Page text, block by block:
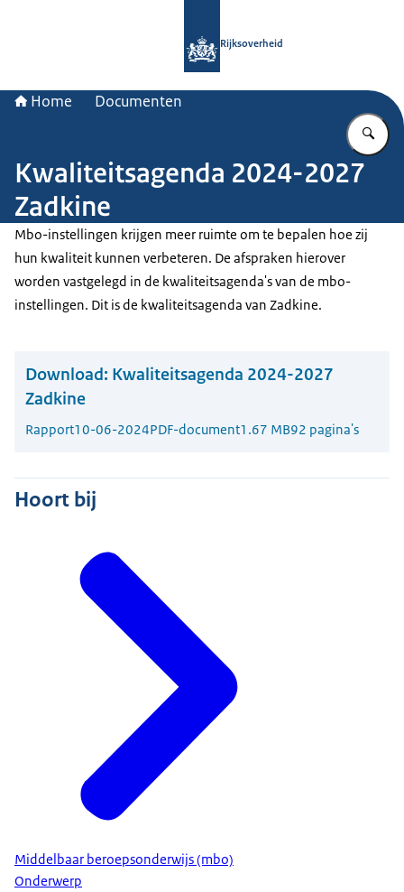
Rijksoverheid
Home Documenten
Kwaliteitsagenda 2024-2027
Zadkine
Mbo-instellingen krijgen meer ruimte om te bepalen hoe zij
hun kwaliteit kunnen verbeteren. De afspraken hierover
worden vastgelegd in de kwaliteitsagenda's van de mbo-
instellingen. Dit is de kwaliteitsagenda van Zadkine.
Download: Kwaliteitsagenda 2024-2027
Zadkine
Rapport10-06-2024PDF-document1.67 MB92 pagina's
Hoort bij
Middelbaar beroepsonderwijs (mbo)
Onderwerp